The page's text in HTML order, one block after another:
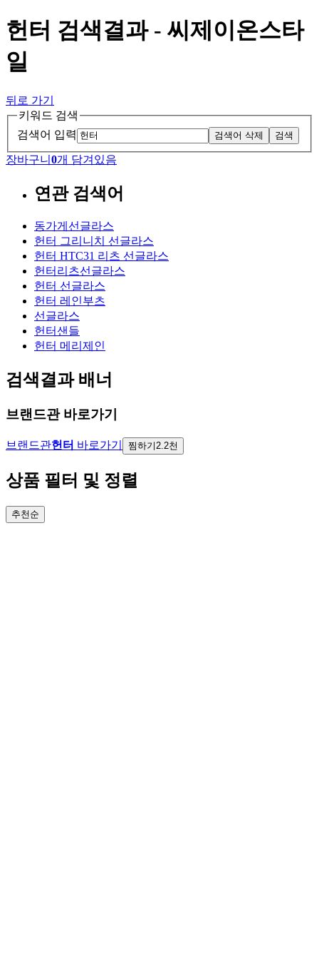
헌터 검색결과 - 씨제이온스타
일
뒤로 가기
키워드 검색
검색어 입력
검색어 삭제 검색
장바구니 0개 담겨있음
연관 검색어
동가게선글라스
헌터 그리니치 선글라스
헌터 HTC31 리츠 선글라스
헌터리츠선글라스
헌터 선글라스
헌터 레인부츠
선글라스
헌터샌들
헌터 메리제인
검색결과 배너
브랜드관 바로가기
브랜드관헌터 바로가기 찜하기 2.2천
상품 필터 및 정렬
추천순